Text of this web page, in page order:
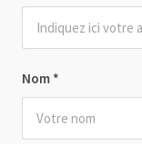
Nom *